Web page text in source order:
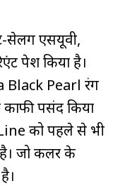
एसयूवी,
पेश किया है।
Black Pearl रंग
काफी पसंद किया
को पहले से भी
जो कलर के